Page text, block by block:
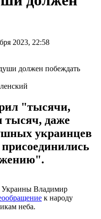
2023, 22:58
"тысячи,
тысяч, даже
украинцев
Украины Владимир
к народу
неба.